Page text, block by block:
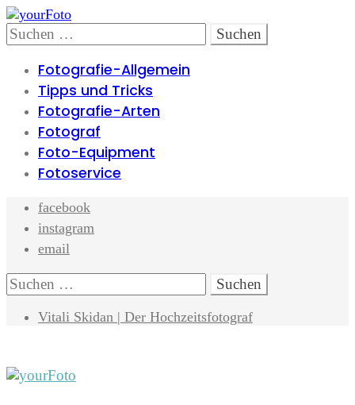
Skip
to
navigation
Skip
to
content
Search
Suchen
nach:
Fotografie-Allgemein
Tipps und Tricks
Fotografie-Arten
Fotograf
Foto-Equipment
Fotoservice
facebook
instagram
email
Search
Suchen
nach:
Vitali Skidan | Der Hochzeitsfotograf